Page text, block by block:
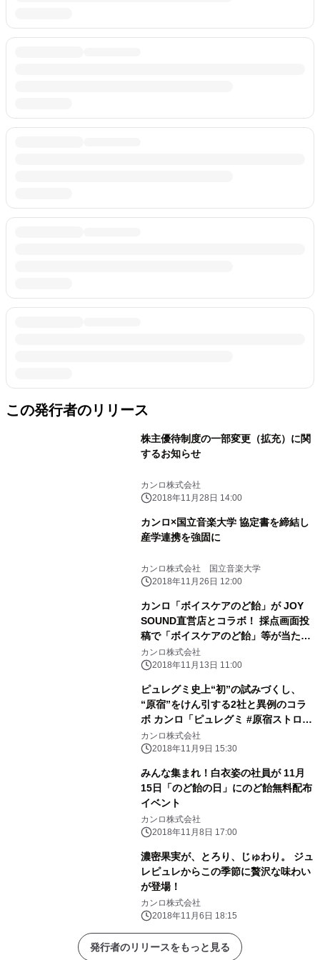
この発行者のリリース
株主優待制度の一部変更（拡充）に関
するお知らせ
カンロ株式会社
2018年11月28日 14:00
カンロ×国立音楽大学 協定書を締結し
産学連携を強固に
カンロ株式会社 国立音楽大学
2018年11月26日 12:00
カンロ「ボイスケアのど飴」が JOY
SOUND直営店とコラボ！ 採点画面投
稿で「ボイスケアのど飴」等が当たる
ボイスケアのど飴 本気のカラオケ応
援キャンペーン！
カンロ株式会社
2018年11月13日 11:00
ピュレグミ史上“初”の試みづくし、
“原宿”をけん引する2社と異例のコラ
ボ カンロ「ピュレグミ #原宿ストロベ
リーミルク味」
カンロ株式会社
2018年11月9日 15:30
みんな集まれ！白衣姿の社員が 11月
15日「のど飴の日」にのど飴無料配布
イベント
カンロ株式会社
2018年11月8日 17:00
濃密果実が、とろり、じゅわり。 ジュ
レピュレからこの季節に贅沢な味わい
が登場！
カンロ株式会社
2018年11月6日 18:15
発行者のリリースをもっと見る